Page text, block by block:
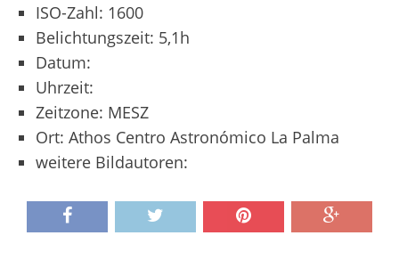
ISO-Zahl: 1600
Belichtungszeit: 5,1h
Datum:
Uhrzeit:
Zeitzone: MESZ
Ort: Athos Centro Astronómico La Palma
weitere Bildautoren: